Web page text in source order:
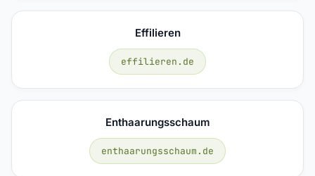
Effilieren
effilieren.de
Enthaarungsschaum
enthaarungsschaum.de